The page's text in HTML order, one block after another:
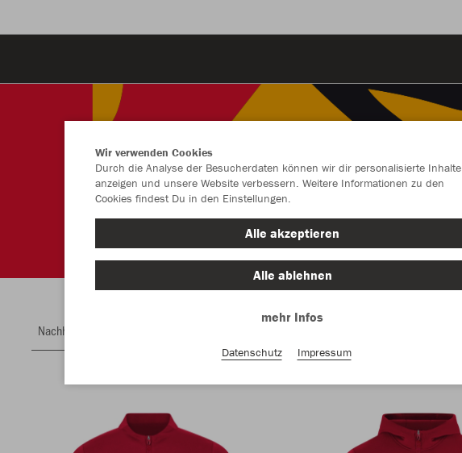
Nachhaltig
Wir verwenden Cookies
Durch die Analyse der Besucherdaten können wir dir personalisierte Inhalte
anzeigen und unsere Website verbessern. Weitere Informationen zu den
Cookies findest Du in den Einstellungen.
Alle akzeptieren
Alle ablehnen
mehr Infos
Datenschutz Impressum